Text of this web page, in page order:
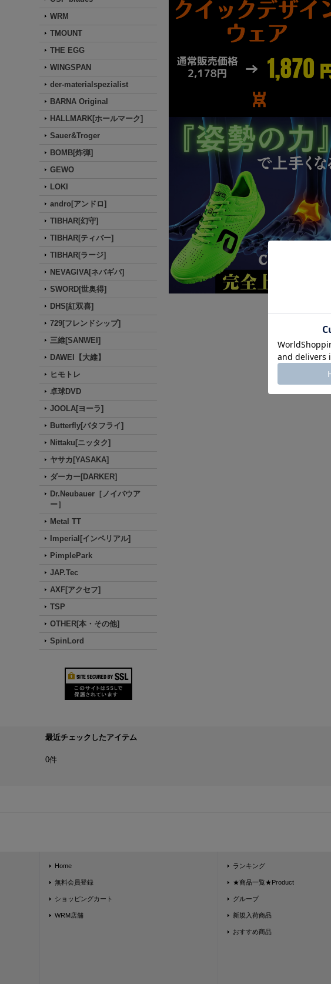
WRM
TMOUNT
THE EGG
WINGSPAN
der-materialspezialist
BARNA Original
HALLMARK[ホールマーク]
Sauer&Troger
BOMB[炸弾]
GEWO
LOKI
andro[アンドロ]
TIBHAR[幻守]
TIBHAR[ティバー]
TIBHAR[ラージ]
NEVAGIVA[ネバギバ]
SWORD[世奥得]
DHS[紅双喜]
729[フレンドシップ]
三維[SANWEI]
DAWEI【大維】
ヒモトレ
卓球DVD
JOOLA[ヨーラ]
Butterfly[バタフライ]
Nittaku[ニッタク]
ヤサカ[YASAKA]
ダーカー[DARKER]
Dr.Neubauer［ノイバウア
ー］
Metal TT
Imperial[インペリアル]
PimplePark
JAP.Tec
AXF[アクセフ]
TSP
OTHER[本・その他]
SpinLord
最近チェックしたアイテム
0件
Home
無料会員登録
ショッピングカート
WRM店舗
ランキング
★商品一覧★Product
グループ
新規入荷商品
おすすめ商品